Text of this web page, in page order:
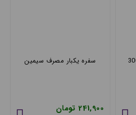
پاکلند 300
سفره یکبار مصرف سیمین
241,900 تومان